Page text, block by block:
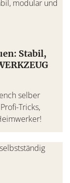
Stabil,
selber
Tricks,